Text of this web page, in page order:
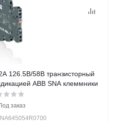
126.5В/58В транзисторный
ABB SNA клеммники
заказ